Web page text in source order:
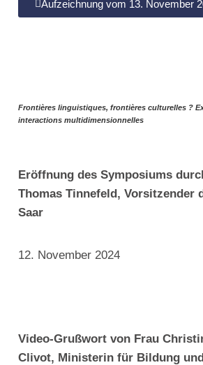
Aufzeichnung vom 13. November
Frontières linguistiques, frontières culturelles ?
interactions multidimensionnelles
Eröffnung des Symposiums
Thomas Tinnefeld, Vorsitzender
Saar
12. November 2024
Video-Grußwort von Frau
Clivot, Ministerin für Bildung